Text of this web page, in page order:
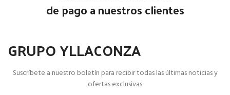
de pago a nuestros clientes
GRUPO YLLACONZA
Suscríbete a nuestro boletín para recibir todas las últimas noticias y
ofertas exclusivas